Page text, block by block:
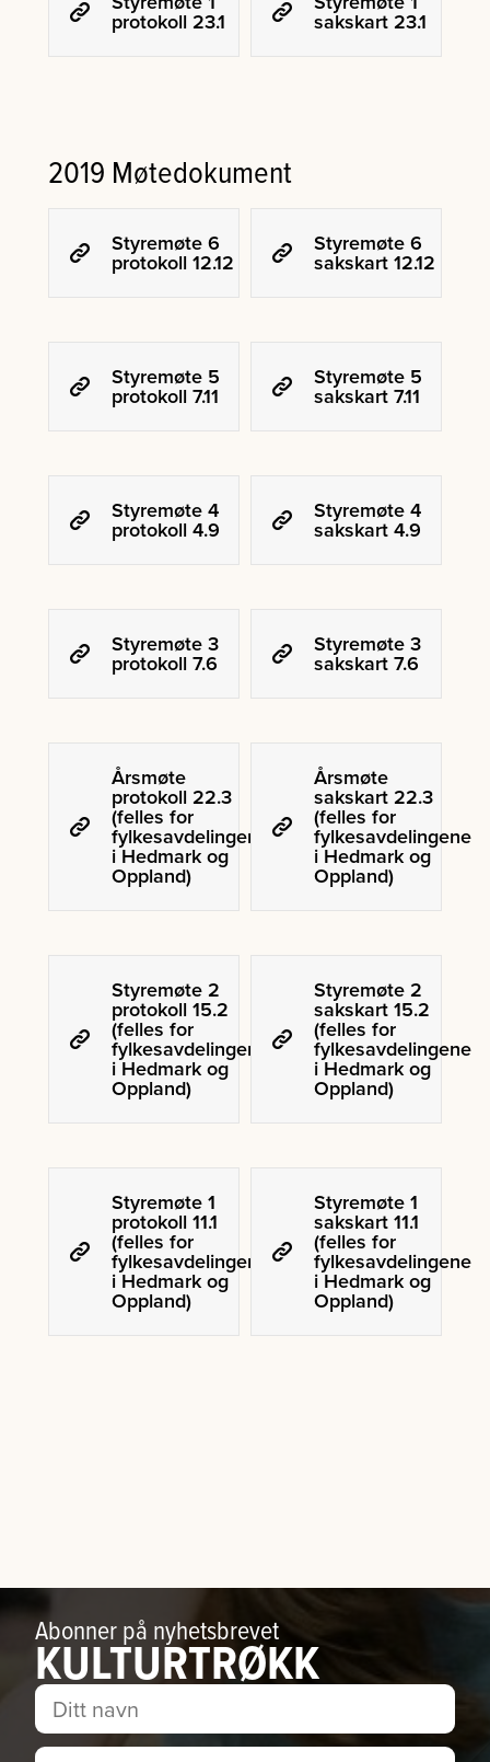
protokoll 23.1 sakskart 23.1
2019 Møtedokument
Styremøte 6
protokoll 12.12
Styremøte 6
sakskart 12.12
Styremøte 5
protokoll 7.11
Styremøte 5
sakskart 7.11
Styremøte 4
protokoll 4.9
Styremøte 4
sakskart 4.9
Styremøte 3
protokoll 7.6
Styremøte 3
sakskart 7.6
Årsmøte
protokoll 22.3
(felles for
fylkesavdelingene
i Hedmark og
Oppland)
Årsmøte
sakskart 22.3
(felles for
fylkesavdelingene
i Hedmark og
Oppland)
Styremøte 2
protokoll 15.2
(felles for
fylkesavdelingene
i Hedmark og
Oppland)
Styremøte 2
sakskart 15.2
(felles for
fylkesavdelingene
i Hedmark og
Oppland)
Styremøte 1
protokoll 11.1
(felles for
fylkesavdelingene
i Hedmark og
Oppland)
Styremøte 1
sakskart 11.1
(felles for
fylkesavdelingene
i Hedmark og
Oppland)
Abonner på nyhetsbrevet
KULTURTRØKK